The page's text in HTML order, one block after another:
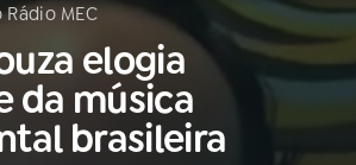
Buscar
MEC
elogia
da música
brasileira